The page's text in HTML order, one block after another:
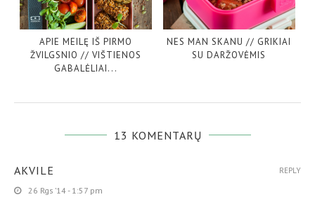
APIE MEILĘ IŠ PIRMO
ŽVILGSNIO // VIŠTIENOS
GABALĖLIAI...
NES MAN SKANU // GRIKIAI
SU DARŽOVĖMIS
13 KOMENTARŲ
AKVILE
26 Rgs ’14 - 1:57 pm
REPLY